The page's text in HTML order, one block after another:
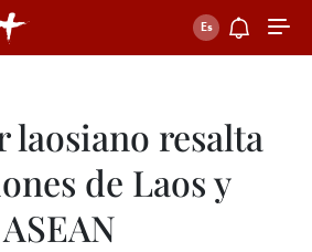
laosiano resalta
de Laos y